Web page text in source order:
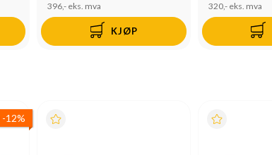
396,- eks. mva
KJØP
320,- eks. mva
-12%